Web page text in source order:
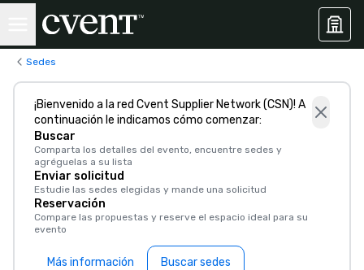
Sedes
¡Bienvenido a la red Cvent Supplier Network (CSN)! A
continuación le indicamos cómo comenzar:
Buscar
Comparta los detalles del evento, encuentre sedes y
agréguelas a su lista
Enviar solicitud
Estudie las sedes elegidas y mande una solicitud
Reservación
Compare las propuestas y reserve el espacio ideal para su
evento
Más información Buscar sedes